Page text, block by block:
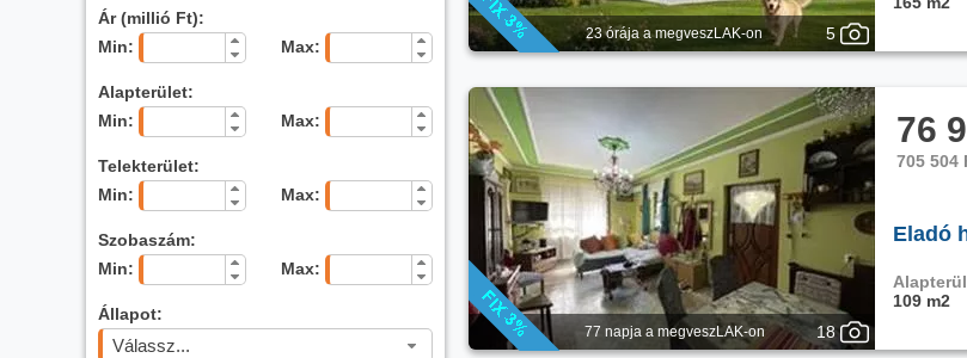
Ár (millió Ft):
Min:
Max:
Alapterület:
Min:
Max:
Telekterület:
Min:
Max:
Szobaszám:
Min:
Max:
Állapot:
Válassz...
23 órája a megveszLAK-on 5
77 napja a megveszLAK-on 18
76
705 504
Eladó
109 m2